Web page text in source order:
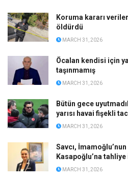
Koruma kararı
öldürdü
MARCH 31, 2026
Öcalan kendisi için
taşınmamış
MARCH 31, 2026
Bütün gece
yarısı havai fişekli
MARCH 31, 2026
Savcı,
Kasapoğlu’na
MARCH 31, 2026